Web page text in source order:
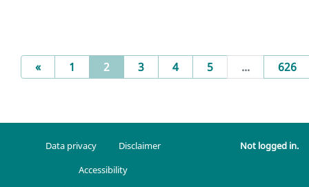
«Previous
1 2(current)
3 4 5 ... 626
Data privacy
Disclaimer
Accessibility
Not logged in.